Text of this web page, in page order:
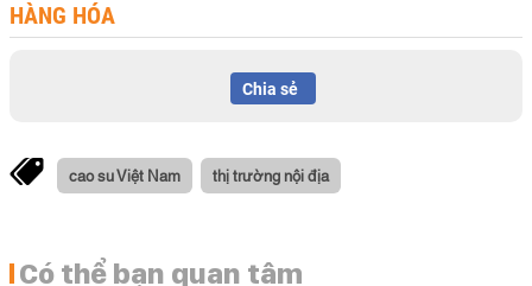
HÀNG HÓA
Chia sẻ
cao su Việt Nam thị trường nội địa
Có thể bạn quan tâm